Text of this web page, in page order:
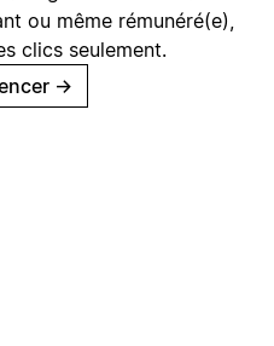
ou même rémunéré(e),
clics seulement.
→